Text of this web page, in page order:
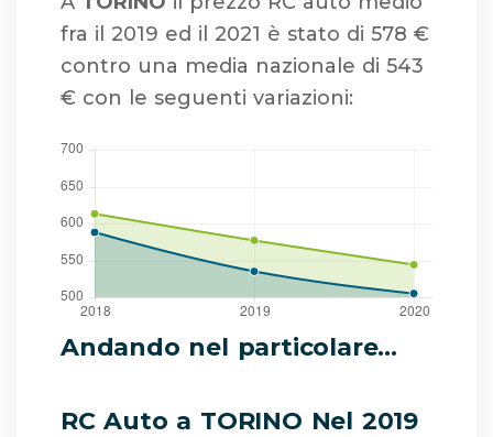
fra il 2019 ed il 2021 è stato di 578 €
contro una media nazionale di 543
€ con le seguenti variazioni:
Andando nel particolare...
RC Auto a TORINO Nel 2019